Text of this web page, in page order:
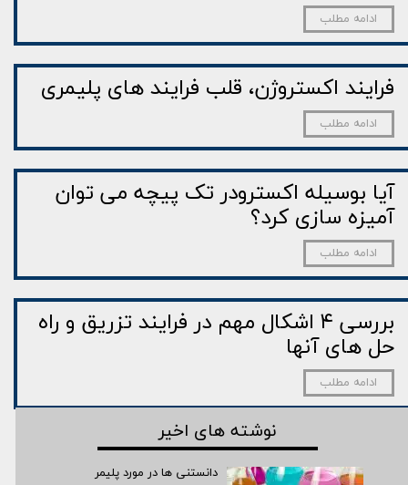
ادامه مطلب
فرایند اکستروژن، قلب فرایند های پلیمری
ادامه مطلب
آیا بوسیله اکسترودر تک پیچه می توان
آمیزه سازی کرد؟
ادامه مطلب
بررسی ۴ اشکال مهم در فرایند تزریق و راه
حل های آنها
ادامه مطلب
نوشته های اخیر
دانستنی ها در مورد پلیمر